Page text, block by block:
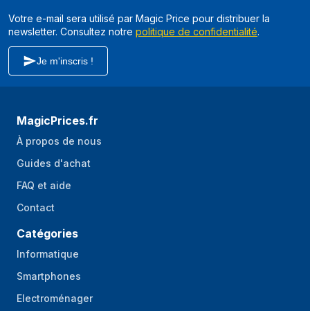
Fabrication de
Lungo
Oui
Fabrication de lait
chaud
Informations sur l'emballage
Quantité
Votre e-mail sera utilisé par Magic Price pour distribuer la
newsletter. Consultez notre politique de confidentialité.
Je m'inscris !
MagicPrices.fr
À propos de nous
Guides d'achat
FAQ et aide
Contact
Catégories
Informatique
Smartphones
Electroménager